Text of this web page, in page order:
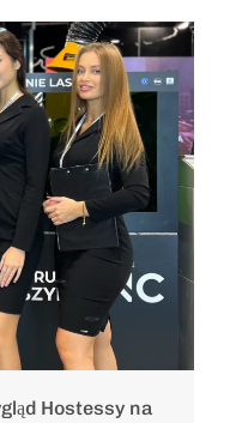
Hostessy na